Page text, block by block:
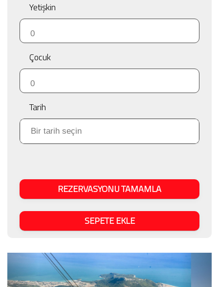
Yetişkin
Çocuk
Tarih
REZERVASYONU TAMAMLA
SEPETE EKLE